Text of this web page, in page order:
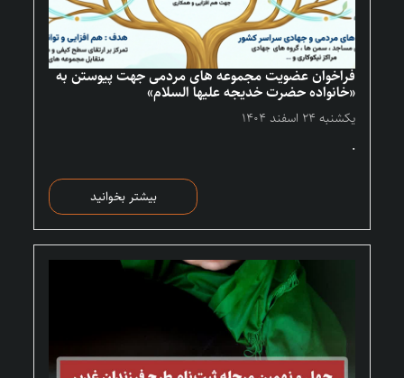
فراخوان عضویت مجموعه های مردمی جهت پیوستن به
«خانواده حضرت خدیجه علیها السلام»
یکشنبه ۲۴ اسفند ۱۴۰۴
.
بیشتر بخوانید